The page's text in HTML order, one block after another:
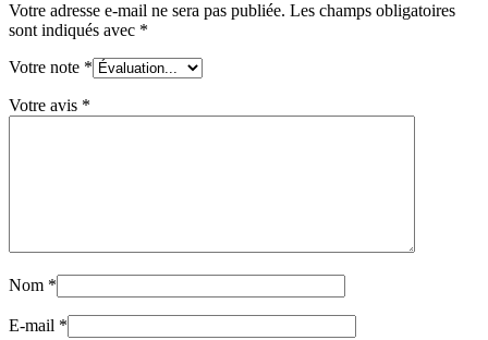
Votre adresse e-mail ne sera pas publiée. Les champs obligatoires
sont indiqués avec *
Votre note *
Votre avis *
Nom *
E-mail *